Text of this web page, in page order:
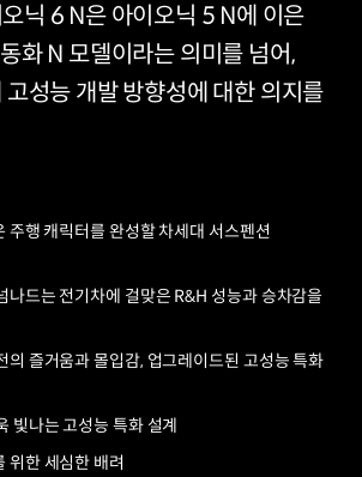
닉 6 N은 아이오닉 5 N에 이은
화 N 모델이라는 의미를 넘어,
성능 개발 방향성에 대한 의지를
주행 캐릭터를 완성할 차세대 서스펜션
나드는 전기차에 걸맞은 R&H 성능과 승차감을
의 즐거움과 몰입감, 업그레이드된 고성능 특화
빛나는 고성능 특화 설계
위한 세심한 배려